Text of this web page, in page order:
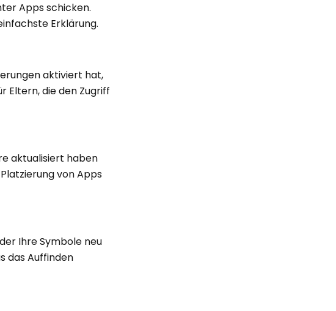
Apps schicken.
Erklärung.
aktiviert hat,
Eltern, die den Zugriff
aktualisiert haben
von Apps
Ihre Symbole neu
das Auffinden